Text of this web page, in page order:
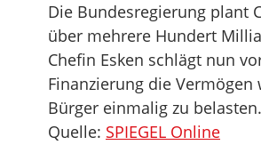
Die Bundesregierung plant
über mehrere Hundert
Chefin Esken schlägt nun
Finanzierung die
Bürger einmalig zu belasten.
Quelle: SPIEGEL Online